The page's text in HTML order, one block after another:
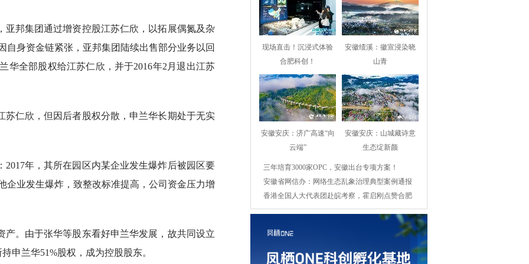
亚邦集团通过增资控股江苏仁欣，以拓展偶氮及杂
自身资金链紧张，亚邦集团陆续出售部分业务以回
华全部股权给江苏仁欣，并于2016年2月退出江苏
苏仁欣，但因后者股权分散，申兰华长期处于无实
年，其所在园区内某企业发生爆炸后被园区要
企业发生爆炸，致整改标准提高，公司资金压力增
产。由于张华等股东看好申兰华发展，故共同设立
申兰华51%股权，成为控股股东。
现场直击！沉浸式体验
合肥科创！
安徽绩溪：徽宣浸染晓
山青
安徽安庆：济广高速“向
云端”
安徽安庆：山城藏诗意
生态绽新颜
三年培育3000家OPC，安徽出台专项方案！
安徽省网信办：网络生态乱象治理典型案例通报
香港全国人大代表团赴皖考察，霍启刚点赞合肥